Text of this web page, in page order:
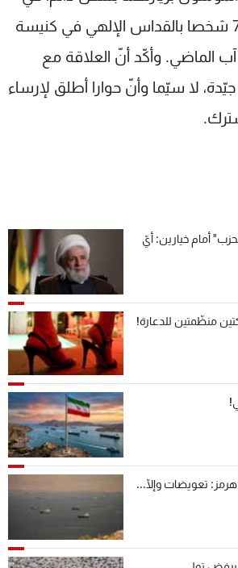
وقت احتفل نحو 70 شخصا بالقداس الإلهي في كنيسة
مار جرجس في 17 آب الماضي. وأكّد أنّ العلاقة مع
لا سيّما وأنّ حوارا أطلق لإرساء
أمام خيارين: أيّ
منظّمتين للدعارة!
تعويضات وإلّا...